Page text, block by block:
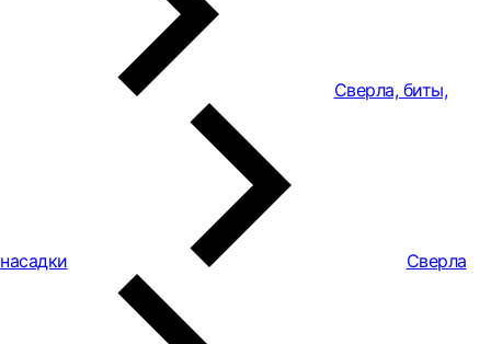
Сверла, биты,
насадки Сверла